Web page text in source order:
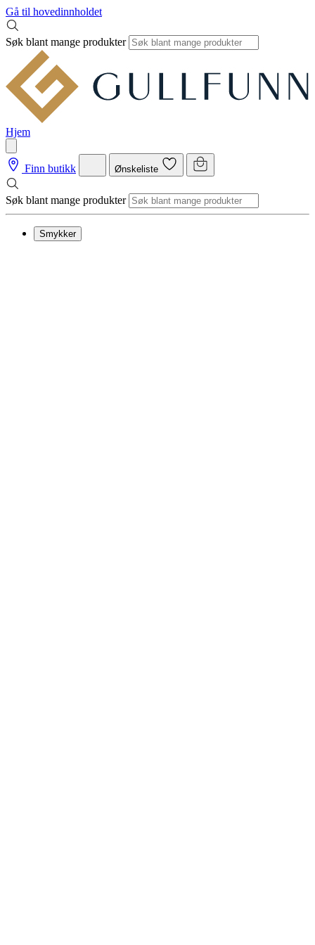
Gå til hovedinnholdet
Søk blant mange produkter
Hjem
Finn butikk Ønskeliste
Søk blant mange produkter
Smykker